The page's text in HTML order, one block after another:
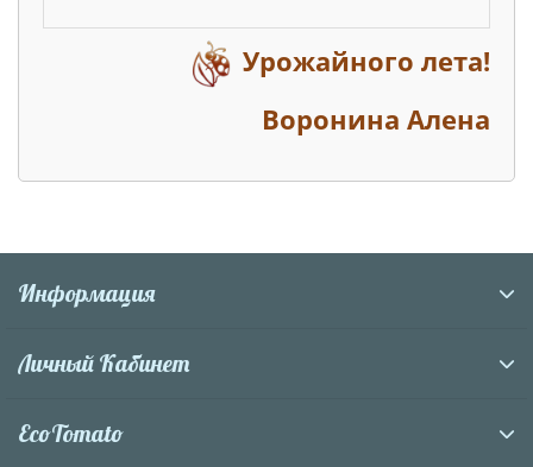
Урожайного лета!
Воронина Алена
Информация
Личный Кабинет
EcoTomato